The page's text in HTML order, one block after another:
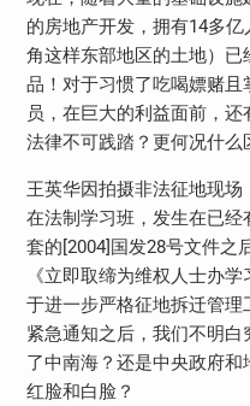
的房地产开发，拥有14多
角这样东部地区的土地）
品！对于习惯了吃喝嫖赌
员，在巨大的利益面前，
法律不可践踏？更何况什么
王英华因拍摄非法征地现
在法制学习班，发生在已
套的[2004]国发28号文件之
《立即取缔为维权人士办
于进一步严格征地拆迁管
紧急通知之后，我们不明
了中南海？还是中央政府
红脸和白脸？